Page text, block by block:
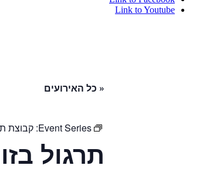
Link to Youtube
« כל האירועים
Event Series: קבוצת
תרגול